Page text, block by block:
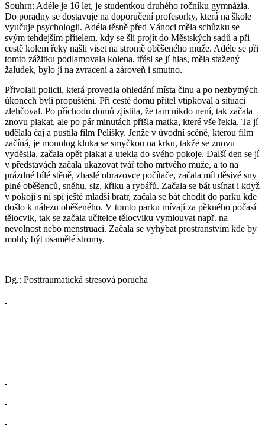
Souhrn: Adéle je 16 let, je studentkou druhého ročníku gymnázia.
Do poradny se dostavuje na doporučení profesorky, která na škole
vyučuje psychologii. Adéla těsně před Vánoci měla schůzku se
svým tehdejším přítelem, kdy se šli projít do Městských sadů a při
cestě kolem řeky našli viset na stromě oběšeného muže. Adéle se při
tomto zážitku podlamovala kolena, třásl se jí hlas, měla stažený
žaludek, bylo jí na zvracení a zároveň i smutno.
Přivolali policii, která provedla ohledání místa činu a po nezbytných
úkonech byli propuštěni. Při cestě domů přítel vtipkoval a situaci
zlehčoval. Po příchodu domů zjistila, že tam nikdo není, tak začala
znovu plakat, ale po pár minutách přišla matka, které vše řekla. Ta jí
udělala čaj a pustila film Pelíšky. Jenže v úvodní scéně, kterou film
začíná, je monolog kluka se smyčkou na krku, takže se znovu
vyděsila, začala opět plakat a utekla do svého pokoje. Další den se jí
v představách začala ukazovat tvář toho mrtvého muže, a to na
prázdné bílé stěně, zhaslé obrazovce počítače, začala mít děsivé sny
plné oběšenců, sněhu, slz, křiku a rybářů. Začala se bát usínat i když
v pokoji s ní spí ještě mladší bratr, začala se bát chodit do parku kde
došlo k nálezu oběšeného. V tomto parku mívají za pěkného počasí
tělocvik, tak se začala učitelce tělocviku vymlouvat např. na
nevolnost nebo menstruaci. Začala se vyhýbat prostranstvím kde by
mohly být osamělé stromy.
Dg.: Posttraumatická stresová porucha